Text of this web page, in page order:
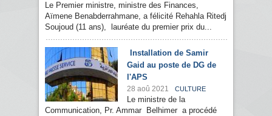
Le Premier ministre, ministre des Finances,
Aïmene Benabderrahmane, a félicité Rehahla Ritedj
Soujoud (11 ans), lauréate du premier prix du...
Installation de Samir
Gaid au poste de DG de
l'APS
28 aoû 2021 CULTURE
Le ministre de la
Communication, Pr. Ammar Belhimer a procédé